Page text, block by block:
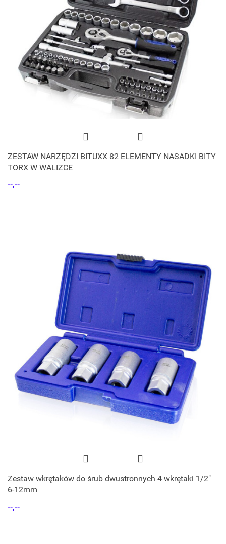
ZESTAW NARZĘDZI BITUXX 82 ELEMENTY NASADKI BITY
TORX W WALIZCE
--,--
Zestaw wkrętaków do śrub dwustronnych 4 wkrętaki 1/2"
6-12mm
--,--